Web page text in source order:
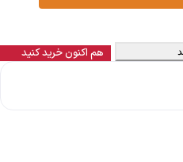
هم اکنون خرید کنید